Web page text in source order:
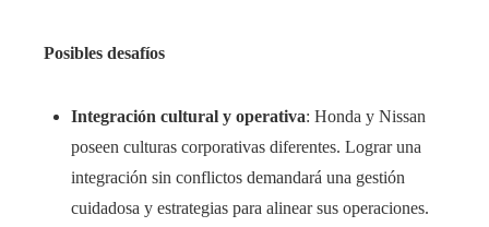
Posibles desafíos
Integración cultural y operativa: Honda y Nissan
poseen culturas corporativas diferentes. Lograr una
integración sin conflictos demandará una gestión
cuidadosa y estrategias para alinear sus operaciones.